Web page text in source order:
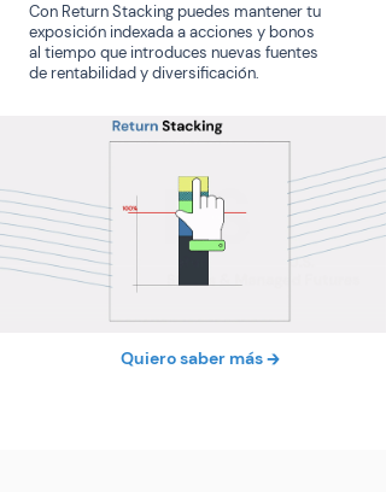
Con Return Stacking puedes mantener tu
exposición indexada a acciones y bonos
al tiempo que introduces nuevas fuentes
de rentabilidad y diversificación.
Quiero saber más 🡲